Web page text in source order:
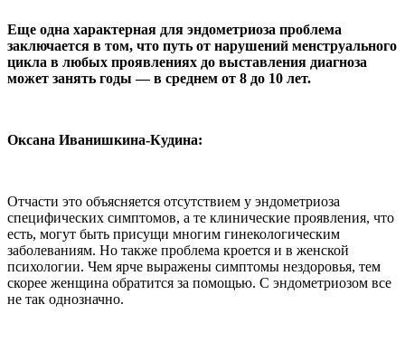
Еще одна характерная для эндометриоза проблема
заключается в том, что путь от нарушений менструального
цикла в любых проявлениях до выставления диагноза
может занять годы — в среднем от 8 до 10 лет.
Оксана Иванишкина-Кудина:
Отчасти это объясняется отсутствием у эндометриоза
специфических симптомов, а те клинические проявления, что
есть, могут быть присущи многим гинекологическим
заболеваниям. Но также проблема кроется и в женской
психологии. Чем ярче выражены симптомы нездоровья, тем
скорее женщина обратится за помощью. С эндометриозом все
не так однозначно.